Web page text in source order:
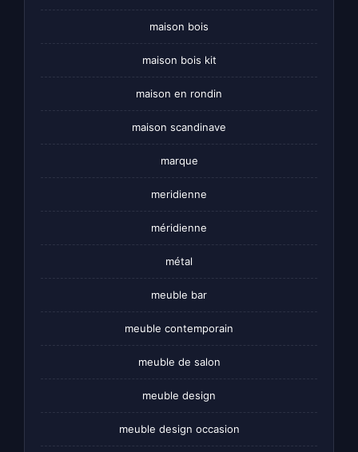
maison bois
maison bois kit
maison en rondin
maison scandinave
marque
meridienne
méridienne
métal
meuble bar
meuble contemporain
meuble de salon
meuble design
meuble design occasion